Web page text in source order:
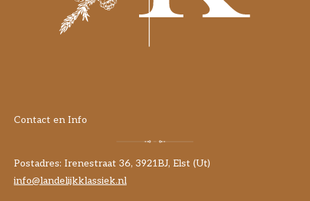
Contact en Info
Postadres: Irenestraat 36, 3921BJ, Elst (Ut)
info@landelijkklassiek.nl